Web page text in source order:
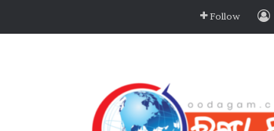
Follow